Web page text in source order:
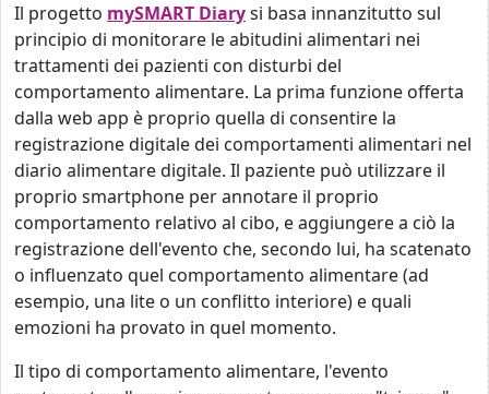
Il progetto mySMART Diarysi basa innanzitutto sul
principio di monitorare le abitudini alimentari nei
trattamenti dei pazienti con disturbi del
comportamento alimentare. La prima funzione offerta
dalla web app è proprio quella di consentire la
registrazione digitale dei comportamenti alimentari nel
diario alimentare digitale. Il paziente può utilizzare il
proprio smartphone per annotare il proprio
comportamento relativo al cibo, e aggiungere a ciò la
registrazione dell'evento che, secondo lui, ha scatenato
o influenzato quel comportamento alimentare (ad
esempio, una lite o un conflitto interiore) e quali
emozioni ha provato in quel momento.
Il tipo di comportamento alimentare, l'evento